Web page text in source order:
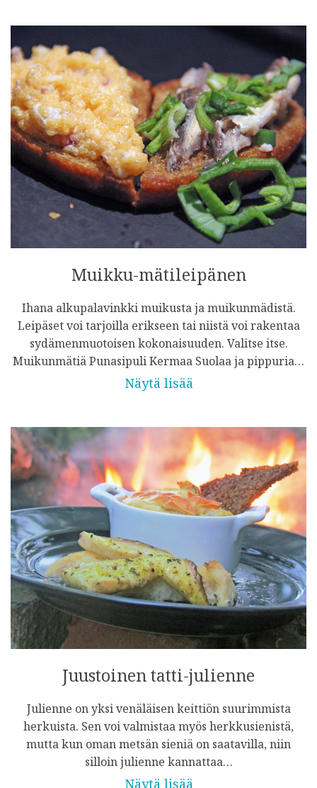
Muikku-mätileipänen
Ihana alkupalavinkki muikusta ja muikunmädistä.
Leipäset voi tarjoilla erikseen tai niistä voi rakentaa
sydämenmuotoisen kokonaisuuden. Valitse itse.
Muikunmätiä Punasipuli Kermaa Suolaa ja pippuria…
Näytä lisää
Juustoinen tatti-julienne
Julienne on yksi venäläisen keittiön suurimmista
herkuista. Sen voi valmistaa myös herkkusienistä,
mutta kun oman metsän sieniä on saatavilla, niin
silloin julienne kannattaa…
Näytä lisää